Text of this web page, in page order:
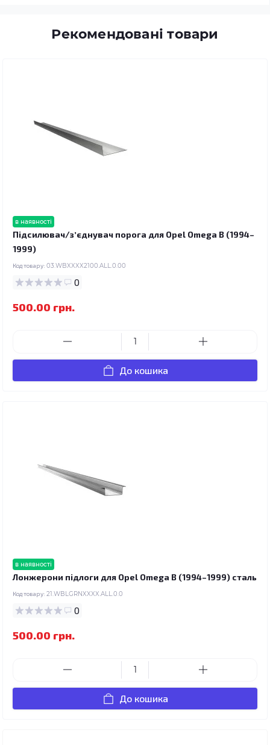
Рекомендовані товари
в наявності
Підсилювач/зʼєднувач порога для Opel Omega B (1994–
1999)
Код товару: 03.WBXXXX2100.ALL.0.00
0
500.00 грн.
До кошика
в наявності
Лонжерони підлоги для Opel Omega B (1994–1999) сталь
Код товару: 21.WBLGRNXXXX.ALL.0.0
0
500.00 грн.
До кошика